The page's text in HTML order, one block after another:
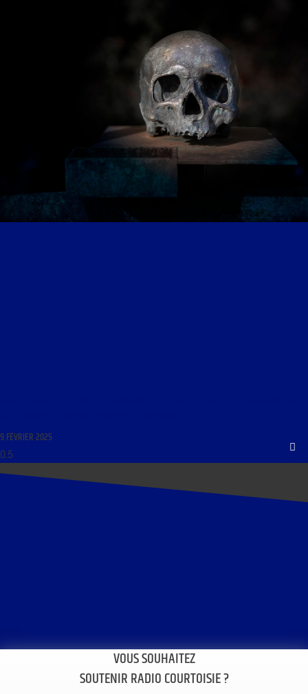
9 FÉVRIER 2025
VOUS SOUHAITEZ
SOUTENIR RADIO COURTOISIE ?